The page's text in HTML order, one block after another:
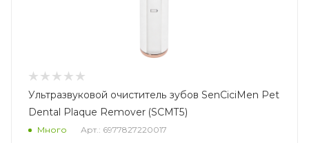
Ультразвуковой очиститель зубов SenCiciMen Pet
Dental Plaque Remover (SCMT5)
Много Арт.: 6977827220017